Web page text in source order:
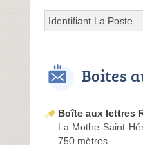
Identifiant La Poste
Boites
Boîte aux lettres
La Mothe-Saint-
750 mètres